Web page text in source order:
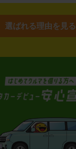
選ばれる理由を見る